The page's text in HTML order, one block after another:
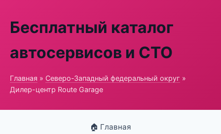
Бесплатный каталог
автосервисов и СТО
Главная » Северо-Западный федеральный округ »
Дилер-центр Route Garage
🏠 Главная